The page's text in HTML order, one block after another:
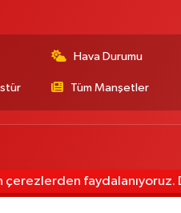
Hava Durumu
Tüm Manşetler
çerezlerden faydalanıyoruz.